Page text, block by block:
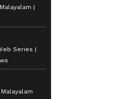
Series